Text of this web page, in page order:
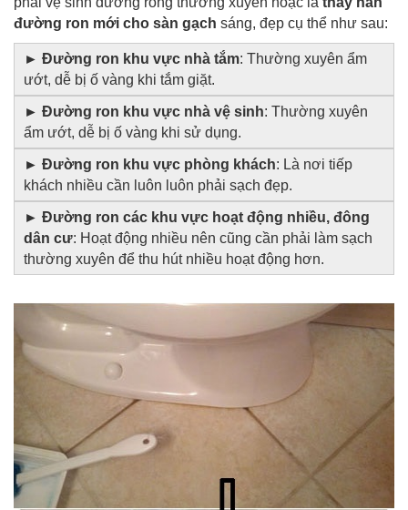
đường ron mới cho sàn gạch sáng, đẹp cụ thể như sau:
► Đường ron khu vực nhà tắm: Thường xuyên ẩm
ướt, dễ bị ố vàng khi tắm giặt.
► Đường ron khu vực nhà vệ sinh: Thường xuyên
ẩm ướt, dễ bị ố vàng khi sử dụng.
► Đường ron khu vực phòng khách: Là nơi tiếp
khách nhiều cần luôn luôn phải sạch đẹp.
► Đường ron các khu vực hoạt động nhiều, đông
dân cư: Hoạt động nhiều nên cũng cần phải làm sạch
thường xuyên để thu hút nhiều hoạt động hơn.